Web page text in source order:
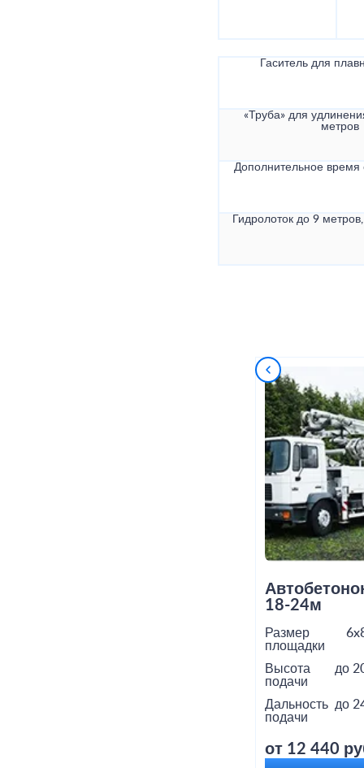
Гаситель для
«Труба» для
метров
Дополнительное
Гидролоток до 9
18-24м
Размер
площадки
Высота
подачи
до
Дальность
подачи
до
от 12 440